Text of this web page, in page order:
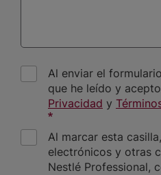
Al enviar el
que he leído y
Privacidad y
Al marcar esta
electrónicos y otras
Nestlé Professional,